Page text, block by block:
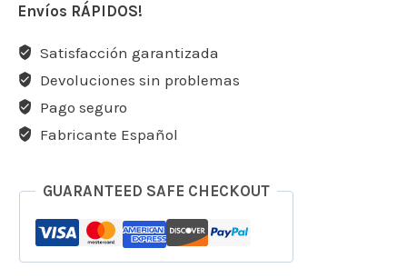
Envíos RÁPIDOS!
Satisfacción garantizada
Devoluciones sin problemas
Pago seguro
Fabricante Español
GUARANTEED SAFE CHECKOUT